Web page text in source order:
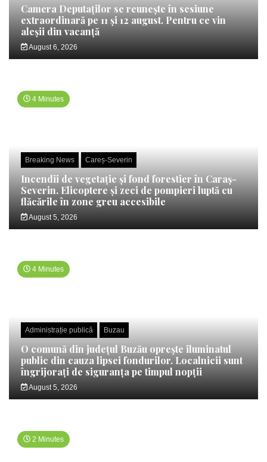
Camera Deputaților se reunește în sesiune
extraordinară pe 11 și 12 august. Pentru ce vin
aleșii din vacanță
August 6, 2026
4 Minutes
Breaking News Careș-Severin
Incendii de vegetație și fond forestier în Caraș-
Severin. Elicoptere și zeci de pompieri luptă cu
flăcările în zone greu accesibile
August 5, 2026
4 Minutes
Administrație publică Buzau
O comună din județul Buzău oprește iluminatul
public din cauza lipsei fondurilor. Localnicii sunt
îngrijorați de siguranța pe timpul nopții
August 5, 2026
2 Minutes